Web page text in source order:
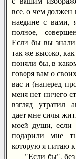
все, о чем должен
наедине с вами,
полное,
Если бы вы
так же высоко,
поняли бы, в
говоря вам о
вас и (наперед
меня нет ничего
взгляд утратил
дает мне силы
моей души,
подарили мне
которую я питаю
"Если бы", без